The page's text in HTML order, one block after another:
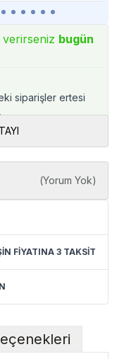
verirseniz bugün
siparişler ertesi
(Yorum Yok)
FİYATINA 3 TAKSİT